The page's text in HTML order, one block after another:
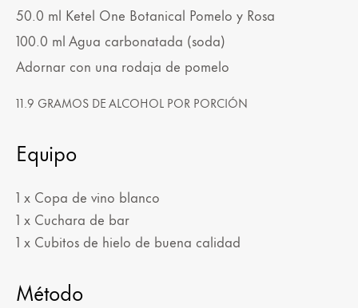
50.0 ml Ketel One Botanical Pomelo y Rosa
100.0 mlAgua carbonatada (soda)
Adornar con una rodaja de pomelo
11.9 GRAMOS DE ALCOHOL POR PORCIÓN
Equipo
1 x Copa de vino blanco
1 x Cuchara de bar
1 x Cubitos de hielo de buena calidad
Método